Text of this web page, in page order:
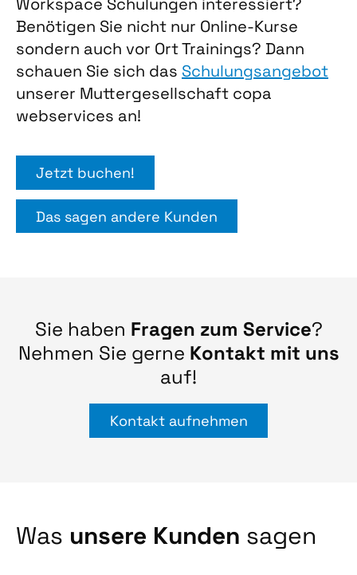
Benötigen Sie nicht nur Online-Kurse
sondern auch vor Ort Trainings? Dann
schauen Sie sich das Schulungsangebot
unserer Muttergesellschaft copa
webservices an!
Jetzt buchen!
Das sagen andere Kunden
Sie haben Fragen zum Service?
Nehmen Sie gerne Kontakt mit uns
auf!
Kontakt aufnehmen
Was unsere Kunden sagen